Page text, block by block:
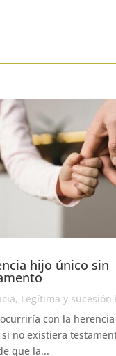
hijo único sin
, Legítima y sucesión
con la
no existiera
que la...